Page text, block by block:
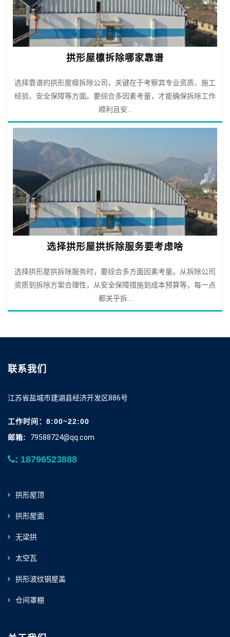
拱形屋檩拆除哪家靠谱
选择靠谱的拱形屋檩拆除公司，关键在于考察其专业资质、施工
经验、安全保障等方面。要综合多因素考量，才能确保拆除工作
顺利且安...
选择拱形屋拱拆除服务要考虑啥
选择拱形屋拱拆除服务时，要综合多方面因素考量。从拆除公司
资质到拆除方案合理性，从安全保障措施到成本预算等，每一点
都关乎拆...
联系我们
江苏省盐城市建湖县经济开发区886号
工作时间：8:00~22:00
邮箱:
79588724@qq.com
: 18796523888
拱形屋顶
拱形屋面
无梁拱
太空瓦
拱形波纹钢屋盖
仓间罩棚